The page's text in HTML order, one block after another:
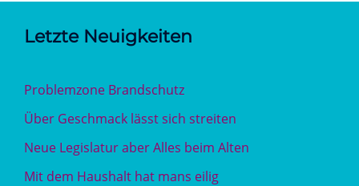
Letzte Neuigkeiten
Problemzone Brandschutz
Über Geschmack lässt sich streiten
Neue Legislatur aber Alles beim Alten
Mit dem Haushalt hat mans eilig